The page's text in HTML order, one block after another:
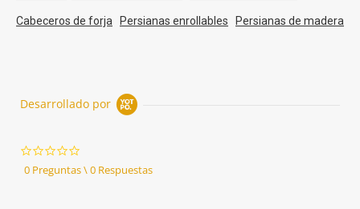
Cabeceros de forja Persianas enrollables Persianas de madera
Desarrollado por
star
rating
0 Preguntas \ 0 Respuestas